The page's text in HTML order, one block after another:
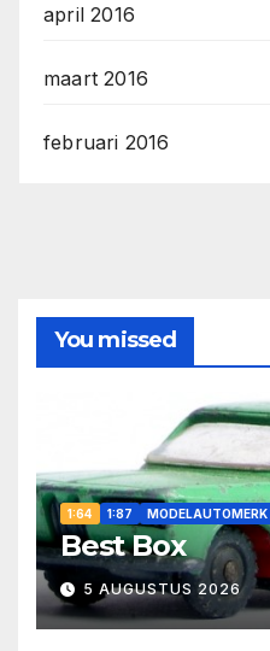
april 2016
maart 2016
februari 2016
You missed
1:64 1:87 MODELAUTOMERK
Best Box
5 AUGUSTUS 2026